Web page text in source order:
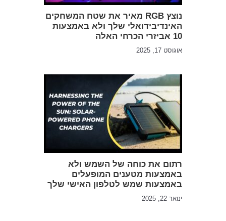
נוצץ RGB מאיר את שטח המשחקים
האינדיבידואלי שלך ולא באמצעות
10 אביזרי הכרחי האלה
אוגוסט 17, 2025
רתום את כוחה של השמש ולא
באמצעות מטענים המופעלים
באמצעות שמש לטלפון האישי שלך
ינואר 22, 2025